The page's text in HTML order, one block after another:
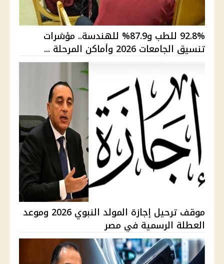
92.8% للطب و87.9% للهندسة.. مؤشرات
تنسيق الجامعات 2026 وأماكن المرحلة ...
موقف ترحيل إجازة المولد النبوي 2026 وموعد
العطلة الرسمية في مصر